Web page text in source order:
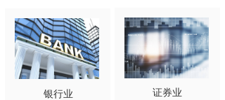
证券业
银行业